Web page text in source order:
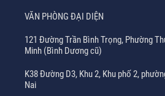
VĂN PHÒNG ĐẠI DIỆN
121 Đường Trần Bình Trọng, Phường
Minh (Bình Dương cũ)
K38 Đường D3, Khu 2, Khu phố 2,
Nai